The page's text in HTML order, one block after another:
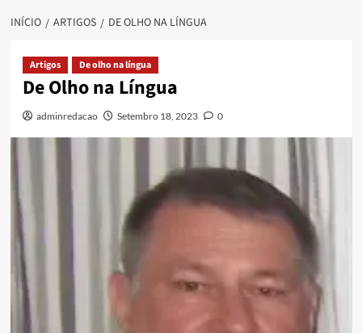
INÍCIO ARTIGOS DE OLHO NA LÍNGUA
Artigos De olho na língua
De Olho na Língua
adminredacao Setembro 18, 2023 0